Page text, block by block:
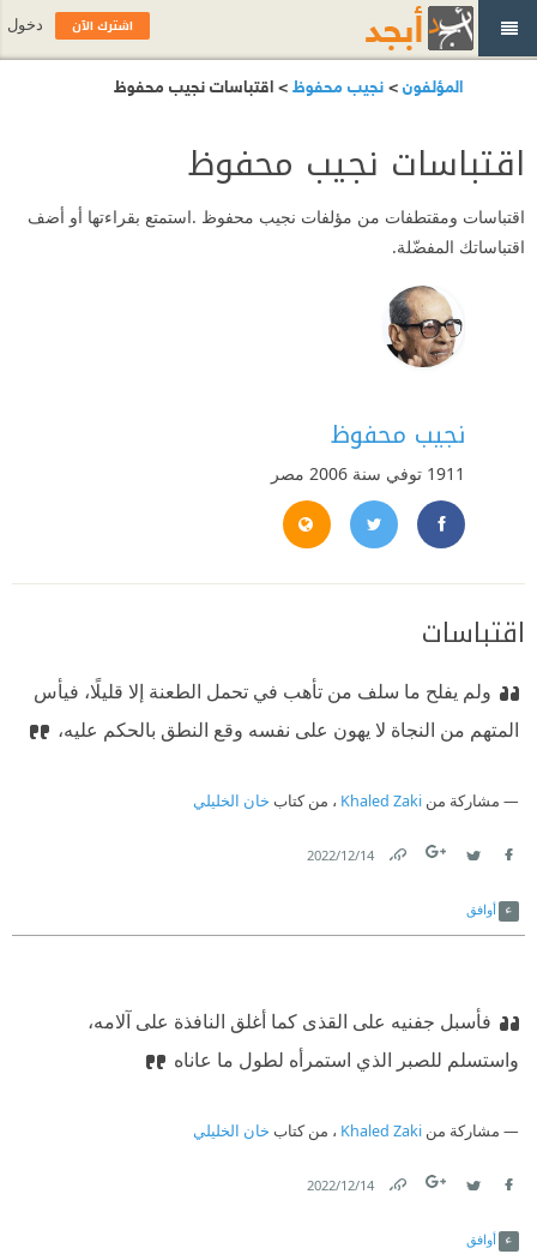
المؤلفون>نجيب محفوظ> اقتباسات نجيب محفوظ
اقتباسات نجيب محفوظ
اقتباسات ومقتطفات من مؤلفات نجيب محفوظ .استمتع بقراءتها أو أضف
اقتباساتك المفضّلة.
نجيب محفوظ
1911 توفي سنة 2006 مصر
https://www.facebook.com/Najuib.Mahfouz
https://twitter.com/#!/Najuib_Mahfouz
اقتباسات
ولم يفلح ما سلف من تأهب في تحمل الطعنة إلا قليلًا، فيأس
المتهم من النجاة لا يهون على نفسه وقع النطق بالحكم عليه،
مشاركة من Khaled Zaki ، من كتاب خان الخليلي
14‏/12‏/2022
أوافق
فأسبل جفنيه على القذى كما أغلق النافذة على آلامه،
واستسلم للصبر الذي استمرأه لطول ما عاناه
مشاركة من Khaled Zaki ، من كتاب خان الخليلي
14‏/12‏/2022
أوافق
اشترك الآن دخول